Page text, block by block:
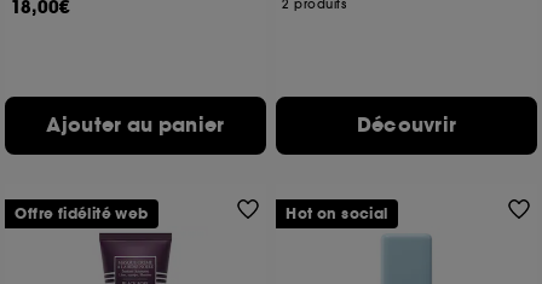
18,00€
Ajouter au panier
2 produits
Découvrir
Offre fidélité web Hot on social